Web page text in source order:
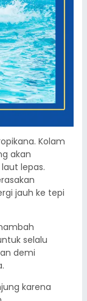
Kolam
akan
lepas.
jauh ke tepi
selalu
demi
karena